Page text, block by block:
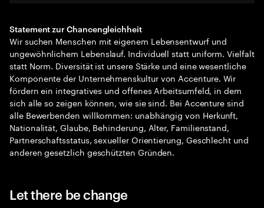
Statement zur Chancengleichheit
Wir suchen Menschen mit eigenem Lebensentwurf und
ungewöhnlichem Lebenslauf. Individuell statt uniform. Vielfalt
statt Norm. Diversität ist unsere Stärke und eine wesentliche
Komponente der Unternehmenskultur von Accenture. Wir
fördern ein integratives und offenes Arbeitsumfeld, in dem
sich alle so zeigen können, wie sie sind. Bei Accenture sind
alle Bewerbenden willkommen: unabhängig von Herkunft,
Nationalität, Glaube, Behinderung, Alter, Familienstand,
Partnerschaftsstatus, sexueller Orientierung, Geschlecht und
anderen gesetzlich geschützten Gründen.
Let there be change